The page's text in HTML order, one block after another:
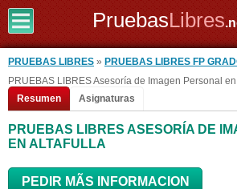
PruebasLibres
PRUEBAS LIBRES » PRUEBAS LIBRES FP
PRUEBAS LIBRES Asesoría de Imagen Personal
Resumen
Asignaturas
PRUEBAS LIBRES ASESORÍA DE
EN ALTAFULLA
PEDIR MÃS INFORMACION